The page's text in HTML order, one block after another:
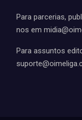
Para parcerias,
nos em
Para assuntos